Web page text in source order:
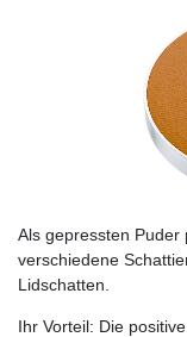
Als gepressten Puder
verschiedene
Lidschatten.
Ihr Vorteil: Die